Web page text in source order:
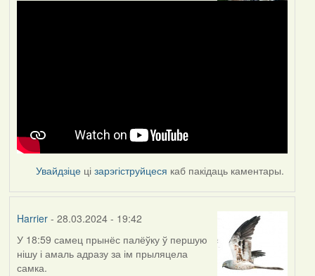
Увайдзіце цізарэгіструйцеся каб пакідаць каментары.
Harrier- 28.03.2024 - 19:42
У 18:59 самец прынёс палёўку ў першую
нішу і амаль адразу за ім прыляцела
самка.